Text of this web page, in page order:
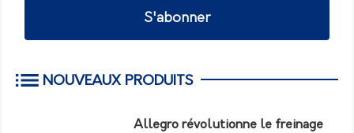
S'abonner
NOUVEAUX PRODUITS
Allegro révolutionne le freinage